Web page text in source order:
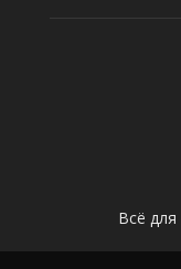
Всё